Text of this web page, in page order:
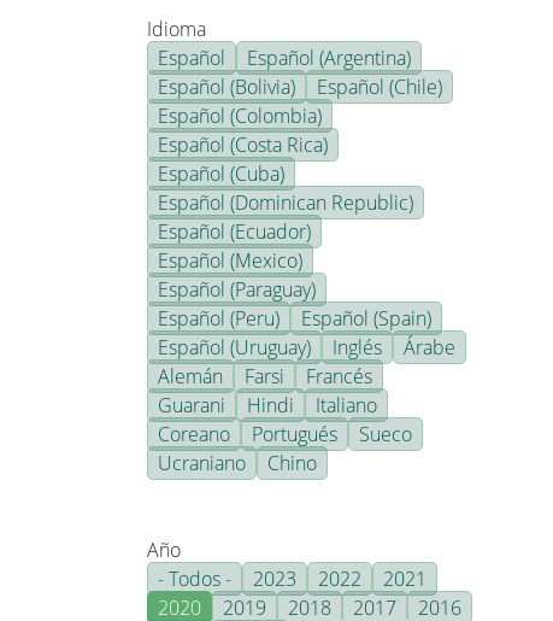
Idioma
Español
Español (Argentina)
Español (Bolivia)
Español (Chile)
Español (Colombia)
Español (Costa Rica)
Español (Cuba)
Español (Dominican Republic)
Español (Ecuador)
Español (Mexico)
Español (Paraguay)
Español (Peru)
Español (Spain)
Español (Uruguay)
Inglés
Árabe
Alemán
Farsi
Francés
Guarani
Hindi
Italiano
Coreano
Portugués
Sueco
Ucraniano
Chino
Año
- Todos -
2023 2022
2021
2020
2019 2018 2017
2016